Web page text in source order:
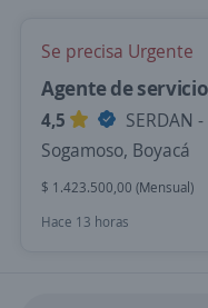
Se precisa Urgente
Agente de
4,5
SERDAN
Sogamoso, Boyacá
$ 1.423.500,00 (Mensual)
Hace 13 horas